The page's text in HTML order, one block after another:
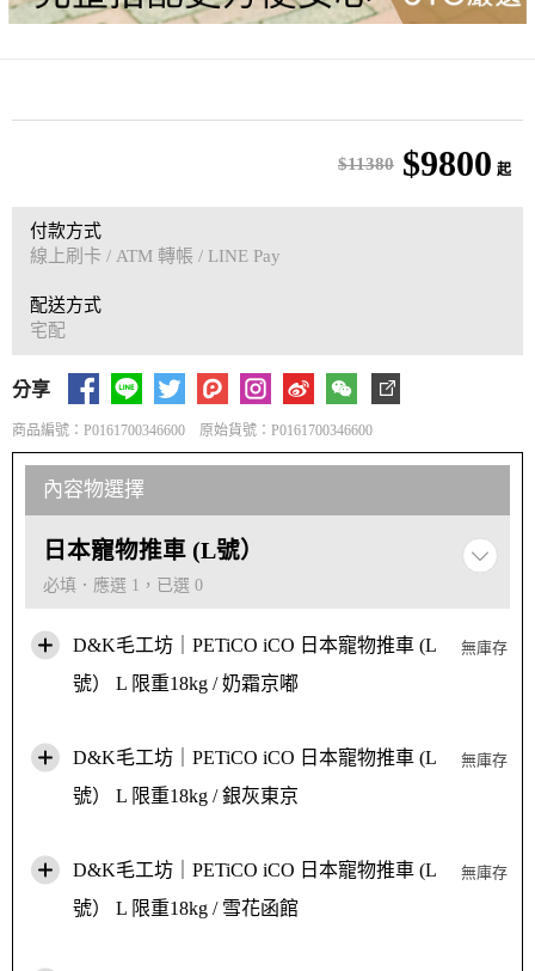
$11380 $9800 起
付款方式
線上刷卡 / ATM 轉帳 / LINE Pay
配送方式
宅配
分享
商品編號：P0161700346600 原始貨號：P0161700346600
內容物選擇
日本寵物推車 (L號）
必填．應選 1，已選 0
D&K毛工坊｜PETiCO iCO 日本寵物推車 (L
號） L 限重18kg / 奶霜京嘟
無庫存
D&K毛工坊｜PETiCO iCO 日本寵物推車 (L
號） L 限重18kg / 銀灰東京
無庫存
D&K毛工坊｜PETiCO iCO 日本寵物推車 (L
號） L 限重18kg / 雪花函館
無庫存